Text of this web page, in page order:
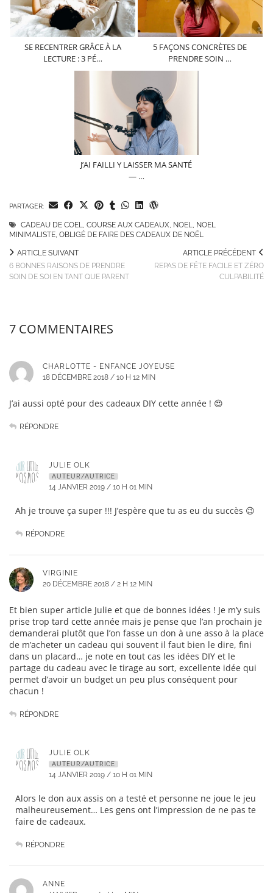
SE RECENTRER GRÂCE À LA
LECTURE : 3 PÉ…
5 FAÇONS CONCRÈTES DE
PRENDRE SOIN …
J’AI FAILLI Y LAISSER MA SANTÉ
— …
PARTAGER:
CADEAU DE COEL, COURSE AUX CADEAUX, NOEL, NOEL
MINIMALISTE, OBLIGÉ DE FAIRE DES CADEAUX DE NOËL
ARTICLE PRÉCÉDENT
REPAS DE FÊTE FACILE ET ZÉRO
CULPABILITÉ
ARTICLE SUIVANT
6 BONNES RAISONS DE PRENDRE
SOIN DE SOI EN TANT QUE PARENT
7 COMMENTAIRES
CHARLOTTE - ENFANCE JOYEUSE
18 DÉCEMBRE 2018 / 10 H 12 MIN
J’ai aussi opté pour des cadeaux DIY cette année ! 😍
RÉPONDRE
JULIE OLK
AUTEUR/AUTRICE
14 JANVIER 2019 / 10 H 01 MIN
Ah je trouve ça super !!! J’espère que tu as eu du succès 😉
RÉPONDRE
VIRGINIE
20 DÉCEMBRE 2018 / 2 H 12 MIN
Et bien super article Julie et que de bonnes idées ! Je m’y suis
prise trop tard cette année mais je pense que l’an prochain je
demanderai plutôt que l’on fasse un don à une asso à la place
de m’acheter un cadeau qui souvent il faut bien le dire, fini
dans un placard… je note en tout cas les idées DIY et le
partage du cadeau avec le tirage au sort, excellente idée qui
permet d’avoir un budget un peu plus conséquent pour
chacun !
RÉPONDRE
JULIE OLK
AUTEUR/AUTRICE
14 JANVIER 2019 / 10 H 01 MIN
Alors le don aux assis on a testé et personne ne joue le jeu
malheureusement… Les gens ont l’impression de ne pas te
faire de cadeaux.
RÉPONDRE
ANNE